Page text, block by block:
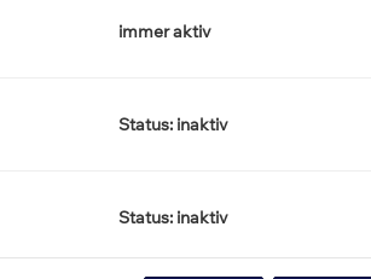
immer aktiv
Status: inaktiv
Status: inaktiv